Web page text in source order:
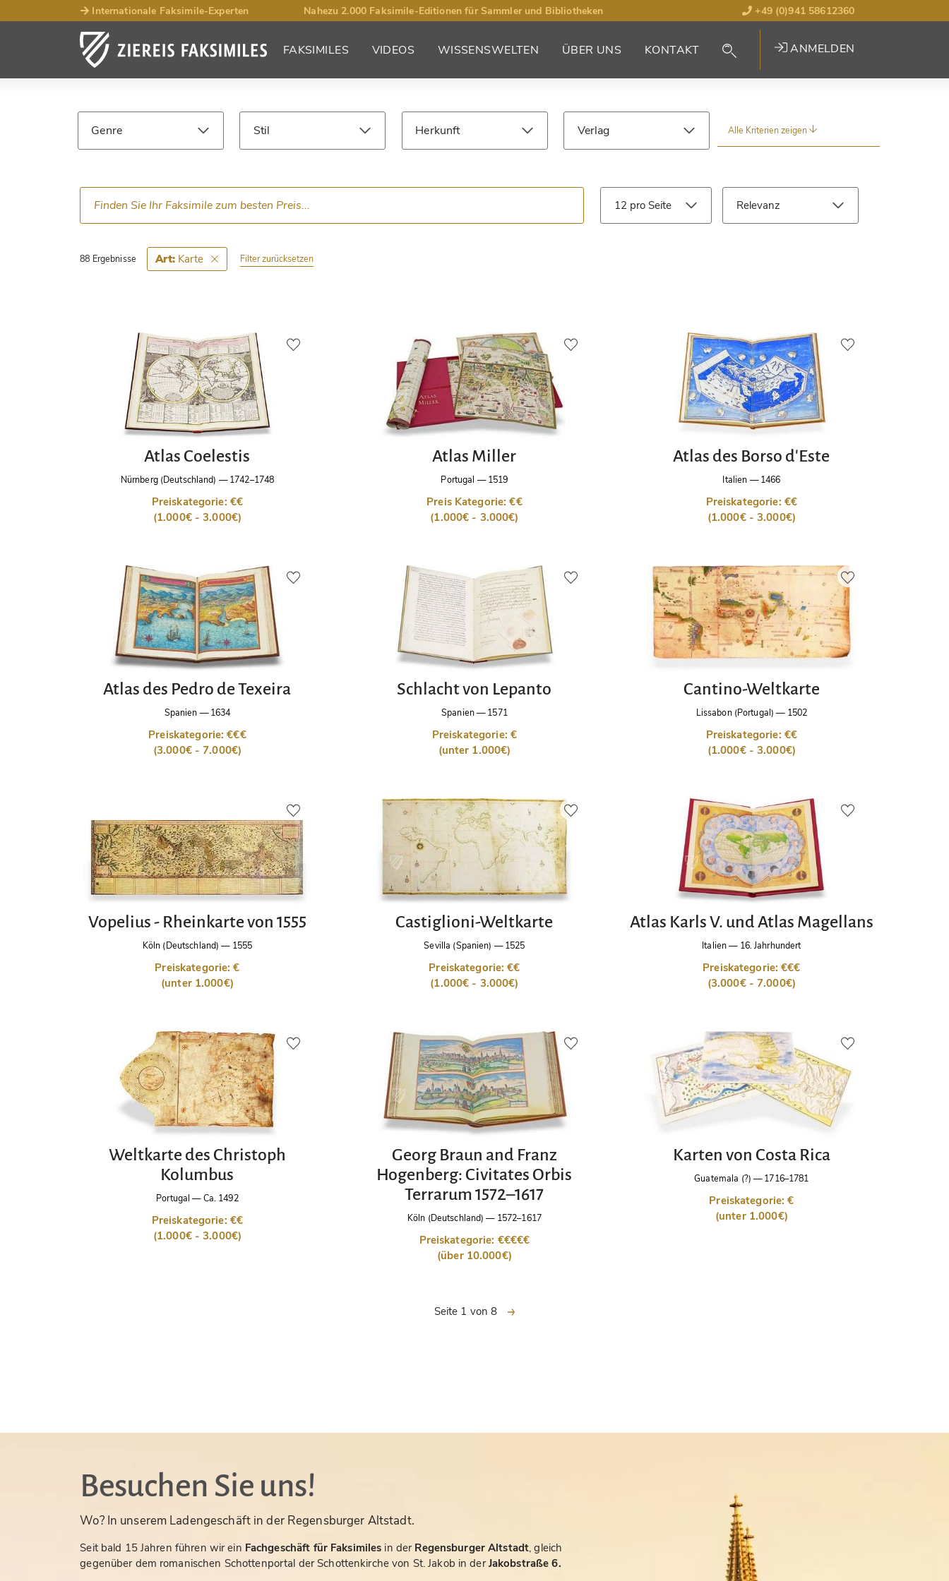
Internationale Faksimile-Experten Nahezu 2.000 Faksimile-Editionen für Sammler und Bibliotheken +49 (0)941 58612360
FAKSIMILES VIDEOS WISSENSWELTEN ÜBER UNS KONTAKT ANMELDEN
Faksimiles
Genre Stil Herkunft Verlag Alle Kriterien zeigen
Sprache Epoche Jahrhundert Bibliothek Art
88 Ergebnisse Art: Karte Filter zurücksetzen
Atlas Coelestis
Nürnberg (Deutschland) —1742–1748
Preiskategorie: €€
(1.000€ - 3.000€)
Atlas Miller
Portugal —1519
Preis Kategorie: €€
(1.000€ - 3.000€)
Atlas des Borso d'Este
Italien —1466
Preiskategorie: €€
(1.000€ - 3.000€)
Atlas des Pedro de Texeira
Spanien —1634
Preiskategorie: €€€
(3.000€ - 7.000€)
Schlacht von Lepanto
Spanien—1571
Preiskategorie: €
(unter 1.000€)
Cantino-Weltkarte
Lissabon (Portugal) — 1502
Preiskategorie: €€
(1.000€ - 3.000€)
Vopelius - Rheinkarte von 1555
Köln (Deutschland) — 1555
Preiskategorie: €
(unter 1.000€)
Castiglioni-Weltkarte
Sevilla (Spanien) —1525
Preiskategorie: €€
(1.000€ - 3.000€)
Atlas Karls V. und Atlas Magellans
Italien— 16. Jahrhundert
Preiskategorie: €€€
(3.000€ - 7.000€)
Weltkarte des Christoph
Kolumbus
Portugal —Ca. 1492
Preiskategorie: €€
(1.000€ - 3.000€)
Georg Braun and Franz
Hogenberg: Civitates Orbis
Terrarum 1572–1617
Köln (Deutschland) — 1572–1617
Preiskategorie: €€€€€
(über 10.000€)
Karten von Costa Rica
Guatemala (?) —1716–1781
Preiskategorie: €
(unter 1.000€)
Seite 1 von 8 nächste
Besuchen Sie uns!
Wo? In unserem Ladengeschäft in der Regensburger Altstadt.
Seit bald 15 Jahren führen wir ein Fachgeschäft für Faksimiles in der Regensburger Altstadt, gleich
gegenüber dem romanischen Schottenportal der Schottenkirche von St. Jakob in derJakobstraße 6.